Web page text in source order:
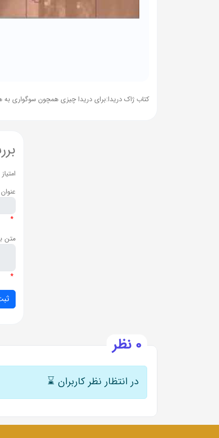
کتاب ژاک دریدا:برای دریدا چیزی همچون سوگواری
امتیاز
*
متن
*
0 نظر
در انتظار نظر کاربران ⌛